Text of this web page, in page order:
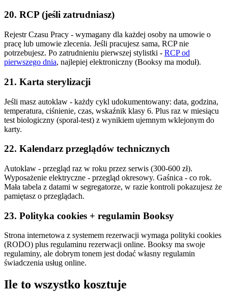
20. RCP (jeśli zatrudniasz)
Rejestr Czasu Pracy - wymagany dla każdej osoby na umowie o
pracę lub umowie zlecenia. Jeśli pracujesz sama, RCP nie
potrzebujesz. Po zatrudnieniu pierwszej stylistki - RCP od
pierwszego dnia, najlepiej elektroniczny (Booksy ma moduł).
21. Karta sterylizacji
Jeśli masz autoklaw - każdy cykl udokumentowany: data, godzina,
temperatura, ciśnienie, czas, wskaźnik klasy 6. Plus raz w miesiącu
test biologiczny (sporal-test) z wynikiem ujemnym wklejonym do
karty.
22. Kalendarz przeglądów technicznych
Autoklaw - przegląd raz w roku przez serwis (300-600 zł).
Wyposażenie elektryczne - przegląd okresowy. Gaśnica - co rok.
Mała tabela z datami w segregatorze, w razie kontroli pokazujesz że
pamiętasz o przeglądach.
23. Polityka cookies + regulamin Booksy
Strona internetowa z systemem rezerwacji wymaga polityki cookies
(RODO) plus regulaminu rezerwacji online. Booksy ma swoje
regulaminy, ale dobrym tonem jest dodać własny regulamin
świadczenia usług online.
Ile to wszystko kosztuje